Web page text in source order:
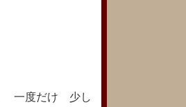
一度だけ 少し